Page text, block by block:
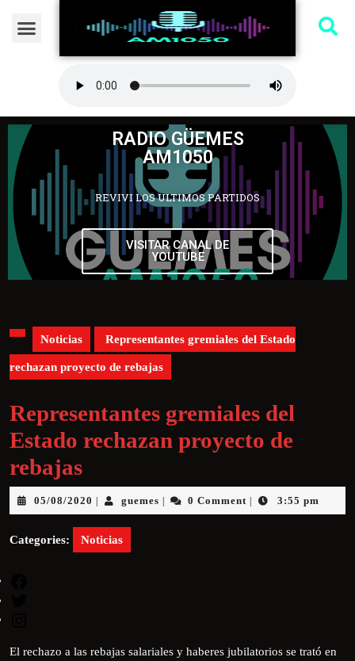
RADIO GÜEMES
AM1050
REVIVI LOS ULTIMOS PARTIDOS
VISITAR CANAL DE
YOUTUBE
Noticias Representantes gremiales del Estado
rechazan proyecto de rebajas
Representantes gremiales del
Estado rechazan proyecto de
rebajas
05/08/2020 guemes 0 Comment 3:55 pm
Categories: Noticias
El rechazo a las rebajas salariales y haberes jubilatorios se trató en